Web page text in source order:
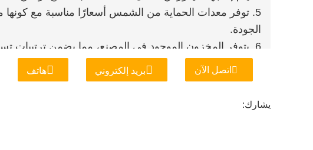
5. توفر معدات الحماية من الشمس أسعارًا مناسبة مع
الجودة.
6. يتوفر المخزون الموجود في المصنع، مما يضمن ترتيبات تسليم ونقل مريحة وسريعة.
اتصل الآن بريد إلكتروني هاتف
يشارك: